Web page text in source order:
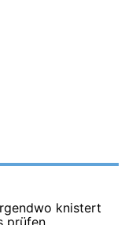
knistert
prüfen.